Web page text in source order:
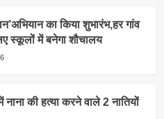
का किया शुभारंभ,हर गांव
स्कूलों में बनेगा शौचालय
की हत्या करने वाले 2 नातियों